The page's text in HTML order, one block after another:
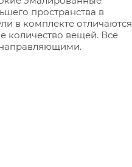
пространства в
в комплекте отличаются
количество вещей. Все